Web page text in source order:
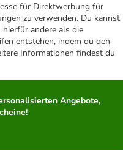
für Direktwerbung für
zu verwenden. Du kannst
andere als die
entstehen, indem du den
Informationen findest du
Angebote,